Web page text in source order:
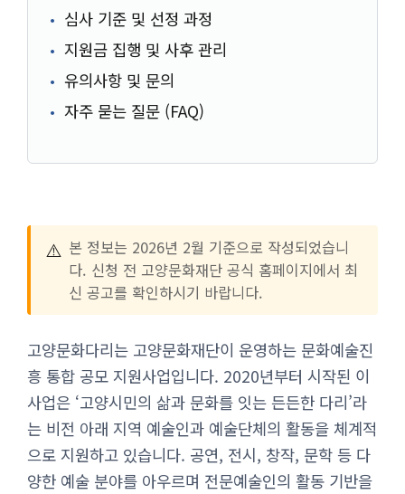
심사 기준 및 선정 과정
지원금 집행 및 사후 관리
유의사항 및 문의
자주 묻는 질문 (FAQ)
⚠️ 본 정보는 2026년 2월 기준으로 작성되었습니
다. 신청 전 고양문화재단 공식 홈페이지에서 최
신 공고를 확인하시기 바랍니다.
고양문화다리는 고양문화재단이 운영하는 문화예술진
흥 통합 공모 지원사업입니다. 2020년부터 시작된 이
사업은 ‘고양시민의 삶과 문화를 잇는 든든한 다리’라
는 비전 아래 지역 예술인과 예술단체의 활동을 체계적
으로 지원하고 있습니다. 공연, 전시, 창작, 문학 등 다
양한 예술 분야를 아우르며 전문예술인의 활동 기반을